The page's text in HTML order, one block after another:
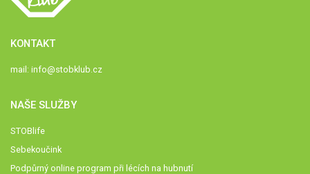
KONTAKT
mail: info@stobklub.cz
NAŠE SLUŽBY
STOBlife
Sebekoučink
Podpůrný online program při lécích na hubnutí